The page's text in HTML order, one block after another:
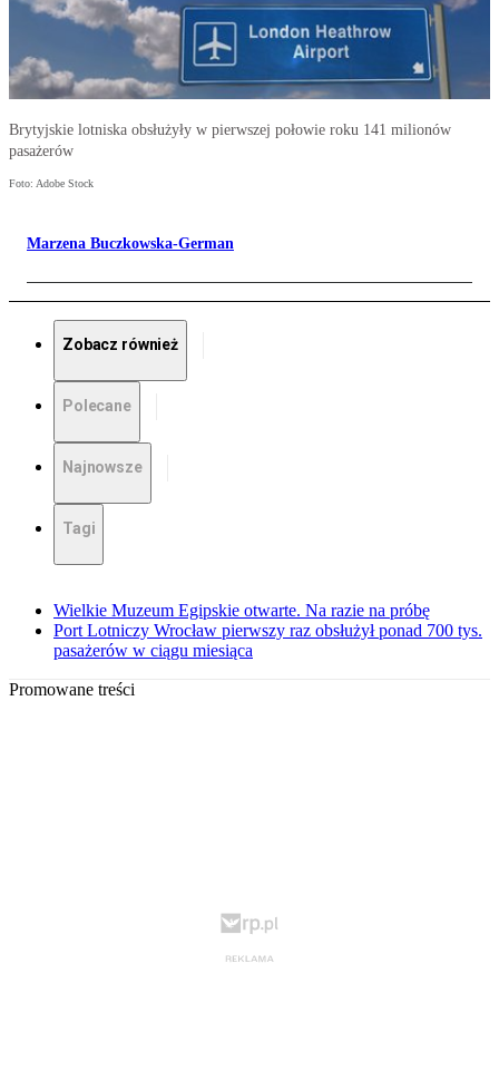
Brytyjskie lotniska obsłużyły w pierwszej połowie roku 141 milionów
pasażerów
Foto: Adobe Stock
Marzena Buczkowska-German
Zobacz również
Polecane
Najnowsze
Tagi
Wielkie Muzeum Egipskie otwarte. Na razie na próbę
Port Lotniczy Wrocław pierwszy raz obsłużył ponad 700 tys.
pasażerów w ciągu miesiąca
Promowane treści